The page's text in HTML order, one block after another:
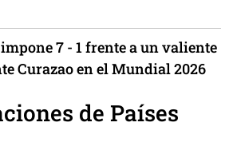
7 - 1 frente a un valiente
Curazao en el Mundial 2026
de Países